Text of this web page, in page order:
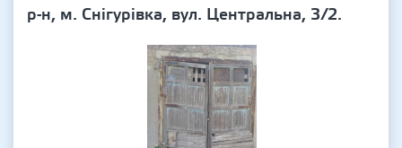
р-н, м. Снігурівка, вул. Центральна, 3/2.